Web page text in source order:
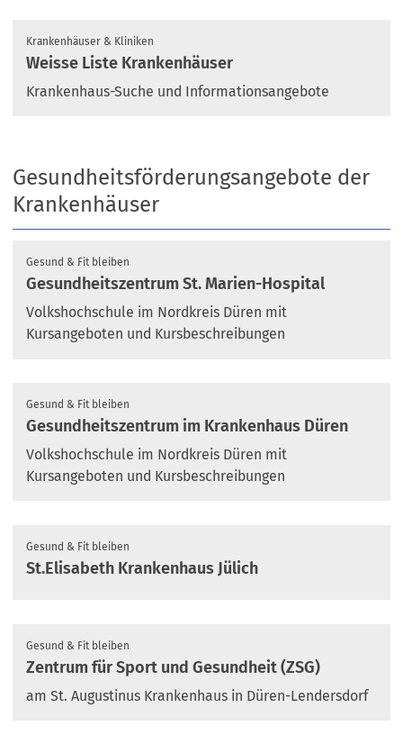
Krankenhäuser & Kliniken
Weisse Liste Krankenhäuser
Krankenhaus-Suche und Informationsangebote
Gesundheitsförderungsangebote der
Krankenhäuser
Gesund & Fit bleiben
Gesundheitszentrum St. Marien-Hospital
Volkshochschule im Nordkreis Düren mit
Kursangeboten und Kursbeschreibungen
Gesund & Fit bleiben
Gesundheitszentrum im Krankenhaus Düren
Volkshochschule im Nordkreis Düren mit
Kursangeboten und Kursbeschreibungen
Gesund & Fit bleiben
St.Elisabeth Krankenhaus Jülich
Gesund & Fit bleiben
Zentrum für Sport und Gesundheit (ZSG)
am St. Augustinus Krankenhaus in Düren-Lendersdorf